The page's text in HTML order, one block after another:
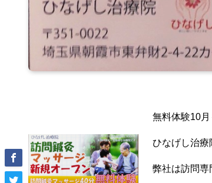
無料体験10月
ひなげし治療
弊社は訪問専